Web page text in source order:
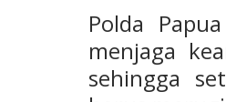
Polda
menjaga
sehingga